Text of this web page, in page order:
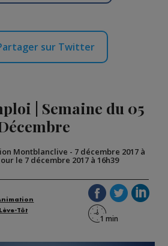
sur Twitter
| Semaine du 05
Montblanclive - 7 décembre 2017 à
le 7 décembre 2017 à 16h39
Tôt